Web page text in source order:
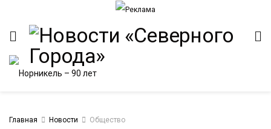
Главная Новости Общество